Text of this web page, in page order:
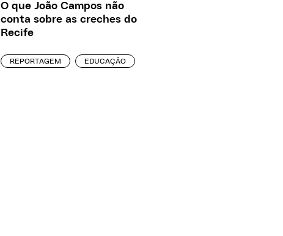
O que João Campos não
conta sobre as creches do
Recife
REPORTAGEM EDUCAÇÃO